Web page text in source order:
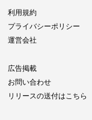
利用規約
プライバシーポリシー
運営会社
広告掲載
お問い合わせ
リリースの送付はこちら